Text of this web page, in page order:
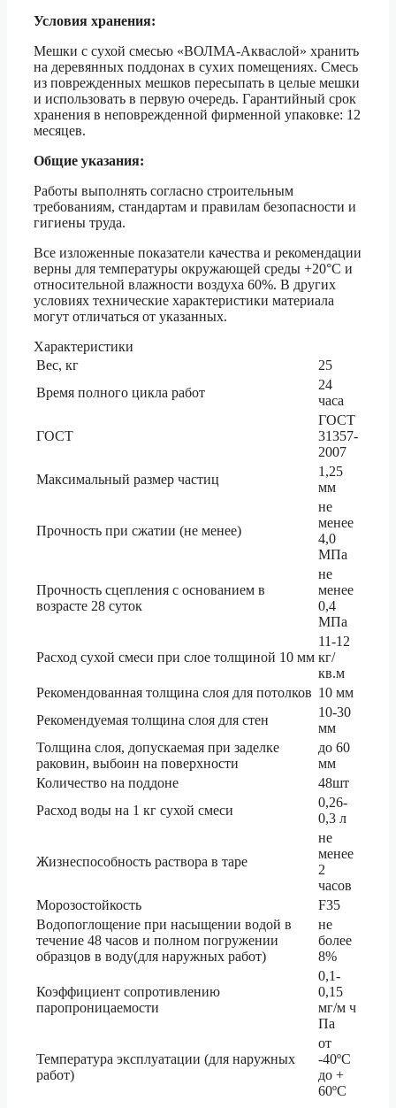
Условия хранения:
Мешки с сухой смесью «ВОЛМА-Акваслой» хранить
на деревянных поддонах в сухих помещениях. Смесь
из поврежденных мешков пересыпать в целые мешки
и использовать в первую очередь. Гарантийный срок
хранения в неповрежденной фирменной упаковке: 12
месяцев.
Общие указания:
Работы выполнять согласно строительным
требованиям, стандартам и правилам безопасности и
гигиены труда.
Все изложенные показатели качества и рекомендации
верны для температуры окружающей среды +20°C и
относительной влажности воздуха 60%. В других
условиях технические характеристики материала
могут отличаться от указанных.
Характеристики
Вес, кг
25
Время полного цикла работ
24
часа
ГОСТ
ГОСТ
31357-
2007
Максимальный размер частиц
1,25
мм
Прочность при сжатии (не менее)
не
менее
4,0
МПа
Прочность сцепления с основанием в
возрасте 28 суток
не
менее
0,4
МПа
Расход сухой смеси при слое толщиной 10 мм
11-12
кг/
кв.м
Рекомендованная толщина слоя для потолков 10 мм
Рекомендуемая толщина слоя для стен
10-30
мм
Толщина слоя, допускаемая при заделке
раковин, выбоин на поверхности
до 60
мм
Количество на поддоне
48шт
Расход воды на 1 кг сухой смеси
0,26-
0,3 л
Жизнеспособность раствора в таре
не
менее
2
часов
Морозостойкость
F35
Водопоглощение при насыщении водой в
течение 48 часов и полном погружении
образцов в воду(для наружных работ)
не
более
8%
Коэффициент сопротивлению
паропроницаемости
0,1-
0,15
мг/м ч
Па
Температура эксплуатации (для наружных
работ)
от
-40ºС
до +
60ºС